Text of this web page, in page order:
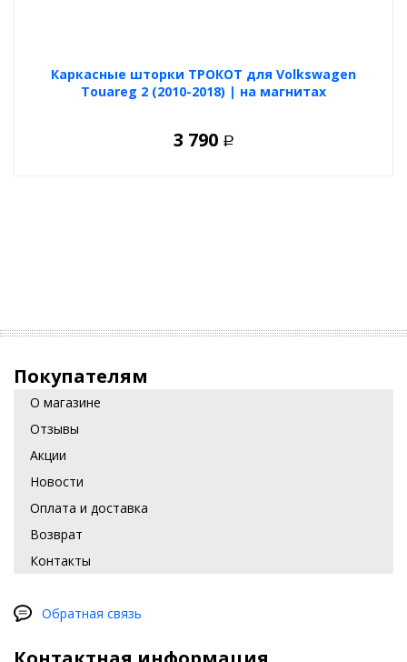
Каркасные шторки ТРОКОТ для Volkswagen
Touareg 2 (2010-2018) | на магнитах
3 790 Р
Покупателям
О магазине
Отзывы
Акции
Новости
Оплата и доставка
Возврат
Контакты
Обратная связь